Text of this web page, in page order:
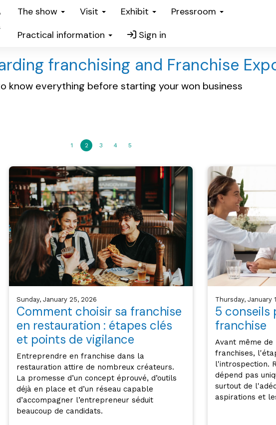
The show Visit Exhibit
Pressroom
Practical information
Sign in
franchising and Franchise
know everything before starting your won business
1 2 3 4 5
Sunday, January 25, 2026
Comment choisir sa franchise
en restauration : étapes clés
et points de vigilance
Entreprendre en franchise dans la
restauration attire de nombreux créateurs.
La promesse d’un concept éprouvé, d’outils
déjà en place et d’un réseau capable
d’accompagner l’entrepreneur séduit
beaucoup de candidats.
Thursday, January
5 conseils
franchise
Avant même
franchises,
l'introspection.
dépend pas
surtout de
aspirations et